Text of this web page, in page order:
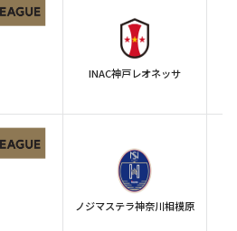
INAC神戸レオネッサ
ノジマステラ神奈川相模原